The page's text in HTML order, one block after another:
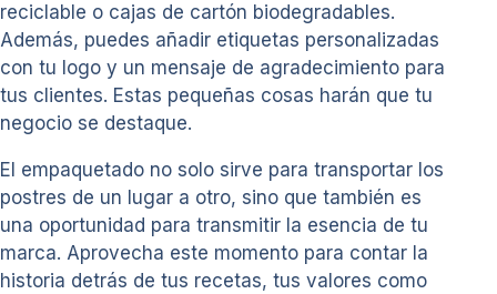
reciclable o cajas de cartón biodegradables.
Además, puedes añadir etiquetas personalizadas
con tu logo y un mensaje de agradecimiento para
tus clientes. Estas pequeñas cosas harán que tu
negocio se destaque.
El empaquetado no solo sirve para transportar los
postres de un lugar a otro, sino que también es
una oportunidad para transmitir la esencia de tu
marca. Aprovecha este momento para contar la
historia detrás de tus recetas, tus valores como